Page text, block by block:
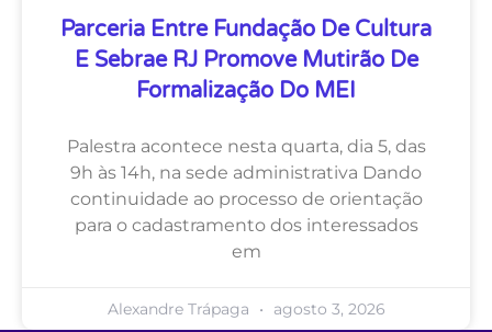
Parceria Entre Fundação De Cultura
E Sebrae RJ Promove Mutirão De
Formalização Do MEI
Palestra acontece nesta quarta, dia 5, das
9h às 14h, na sede administrativa Dando
continuidade ao processo de orientação
para o cadastramento dos interessados
em
Alexandre Trápaga agosto 3, 2026